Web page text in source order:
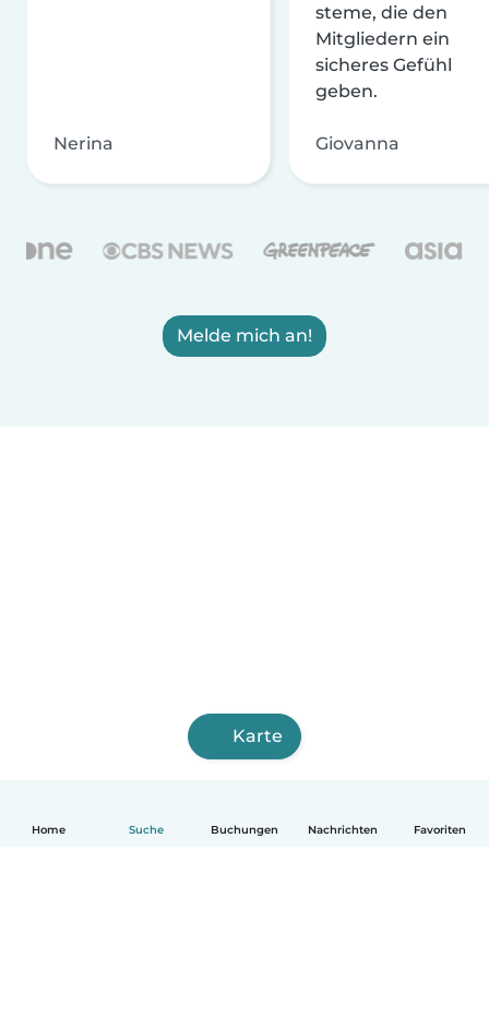
Home Suche Buchungen Nachrichten Favoriten
Nerina
steme, die den
Mitgliedern ein
sicheres Gefühl
geben.
Giovanna
Melde mich an!
Karte